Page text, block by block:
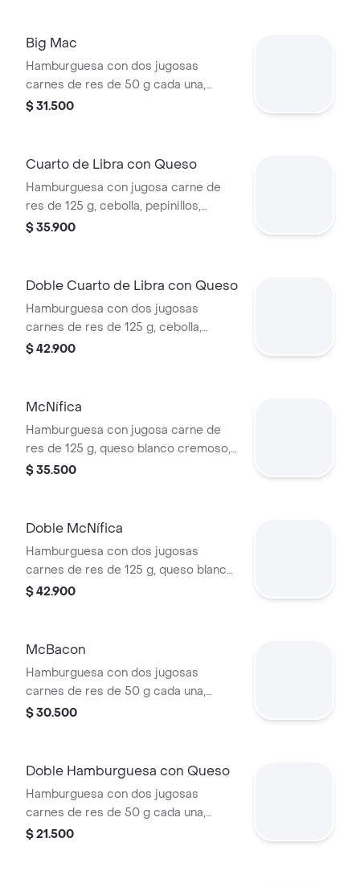
Big Mac
Hamburguesa con dos jugosas
carnes de res de 50 g cada una,
cebolla, lechuga fresca, pepinillos,
Mac™, en pan dorado con ajonjolí.
$ 31.500
Cuarto de Libra con Queso
Hamburguesa con jugosa carne de
res de 125 g, cebolla, pepinillos,
queso cheddar cremoso, salsa de
$ 35.900
Doble Cuarto de Libra con Queso
Hamburguesa con dos jugosas
carnes de res de 125 g, cebolla,
pepinillos, doble queso cheddar
$ 42.900
McNífica
Hamburguesa con jugosa carne de
res de 125 g, queso blanco cremoso,
cebolla, tomate fresco, lechuga, salsa
$ 35.500
Doble McNífica
Hamburguesa con dos jugosas
carnes de res de 125 g, queso blanco
cremoso, cebolla, tomate fresco,
$ 42.900
McBacon
Hamburguesa con dos jugosas
carnes de res de 50 g cada una,
tocineta ahumada, cebolla, queso
$ 30.500
Doble Hamburguesa con Queso
Hamburguesa con dos jugosas
carnes de res de 50 g cada una,
doble queso cheddar cremoso,
$ 21.500